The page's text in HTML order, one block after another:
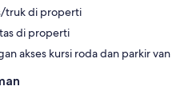
truk di properti
di properti
akses kursi roda dan parkir van